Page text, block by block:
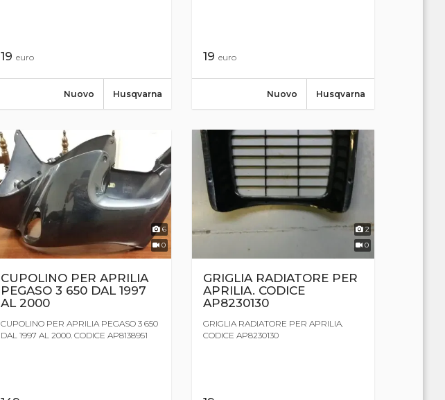
19 euro
Husqvarna
Nuovo
19euro
Husqvarna
Nuovo
6
0
CUPOLINO PER APRILIA
PEGASO 3 650 DAL 1997
AL 2000
CUPOLINO PER APRILIA PEGASO 3 650
DAL 1997 AL 2000. CODICE AP8138951
2
0
GRIGLIA RADIATORE PER
APRILIA. CODICE
AP8230130
GRIGLIA RADIATORE PER APRILIA.
CODICE AP8230130